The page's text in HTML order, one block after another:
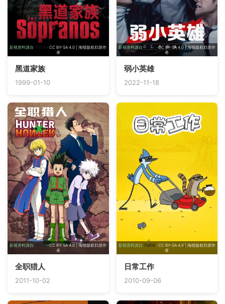
影视资料源自 TMDB · CC BY-SA 4.0 | 海报版权归原作
者
黑道家族
1999-01-10
影视资料源自TMDB · CC BY-SA 4.0 | 海报版权归原作
者
弱小英雄
2022-11-18
影视资料源自 TMDB· CC BY-SA 4.0 | 海报版权归原作
者
全职猎人
2011-10-02
影视资料源自 TMDB· CC BY-SA 4.0 | 海报版权归原作
者
日常工作
2010-09-06